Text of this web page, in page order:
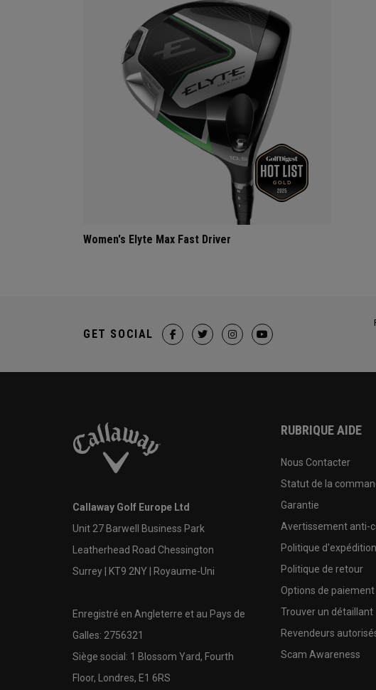
Women's Elyte Max Fast Driver
GET SOCIAL
Callaway Golf Europe Ltd
Unit 27 Barwell Business Park
Leatherhead Road Chessington
Surrey | KT9 2NY | Royaume-Uni
Enregistré en Angleterre et au Pays de
Galles: 2756321
Siège social: 1 Blossom Yard, Fourth
Floor, Londres, E1 6RS
RUBRIQUE AIDE
Nous Contacter
Statut de la
Garantie
Avertissement anti-
Politique d'expédition
Politique de retour
Options de paiement
Trouver un détaillant
Revendeurs
Scam Awareness